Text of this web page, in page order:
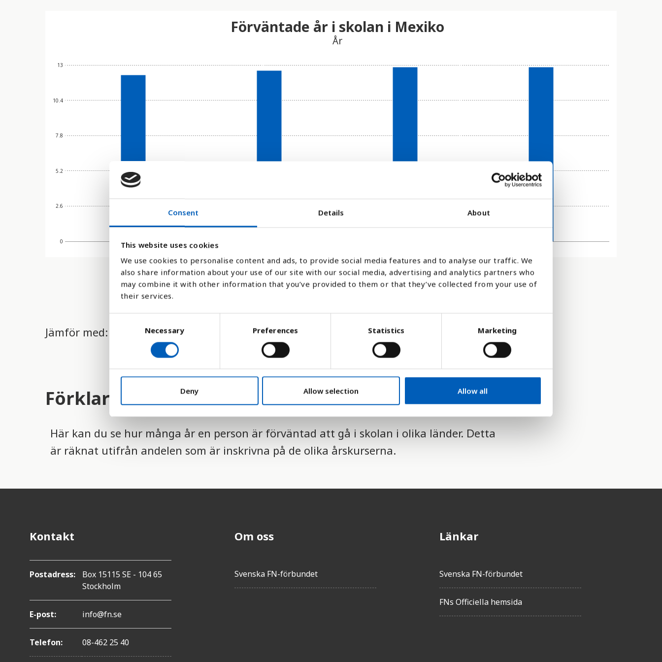
Consent Details About
This website uses cookies
We use cookies to personalise content and ads, to provide social media features and to analyse our traffic. We
also share information about your use of our site with our social media, advertising and analytics partners who
may combine it with other information that you’ve provided to them or that they’ve collected from your use of
their services.
e
e
e
c
Necessary Preferences Statistics Marketing
Deny Allow selection Allow all
0
2.6
5.2
7.8
10.4
13
2010
Förväntade år i skolan i Mexiko
År
Stapeldiagram Linje Platt
Jämför med:
Förklaring
Här kan du se hur många år en person är förväntad att gå i skolan i olika länder. Detta
är räknat utifrån andelen som är inskrivna på de olika årskurserna.
Kontakt
Postadress:
Box 15115 SE - 104 65
Stockholm
E-post: info@fn.se
Telefon: 08-462 25 40
Om oss
Svenska FN-förbundet
Länkar
Svenska FN-förbundet
FNs Officiella hemsida